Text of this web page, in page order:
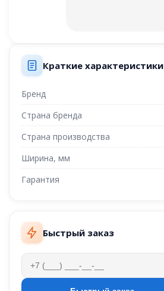
Краткие характеристики
Бренд
Страна бренда
Страна производства
Ширина, мм
Гарантия
Быстрый заказ